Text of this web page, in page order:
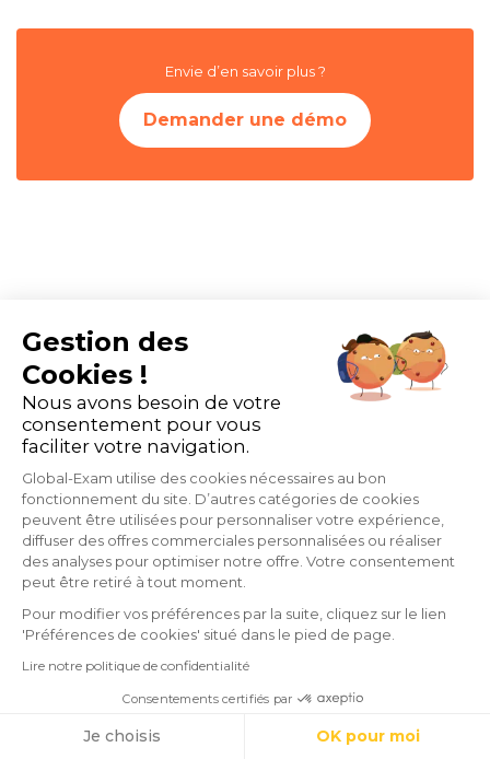
Envie d’en savoir plus ?
Demander une démo
Les articles qui vont aussi
vous intéresser
Définir un plan de formation
Gestion des
Cookies !
Nous avons besoin de votre
consentement pour vous
faciliter votre navigation.
Global-Exam utilise des cookies nécessaires au bon
fonctionnement du site. D’autres catégories de cookies
peuvent être utilisées pour personnaliser votre expérience,
diffuser des offres commerciales personnalisées ou réaliser
des analyses pour optimiser notre offre. Votre consentement
peut être retiré à tout moment.
Pour modifier vos préférences par la suite, cliquez sur le lien
'Préférences de cookies' situé dans le pied de page.
Lire notre politique de confidentialité
Consentements certifiés par
Je choisis OK pour moi
Cookies